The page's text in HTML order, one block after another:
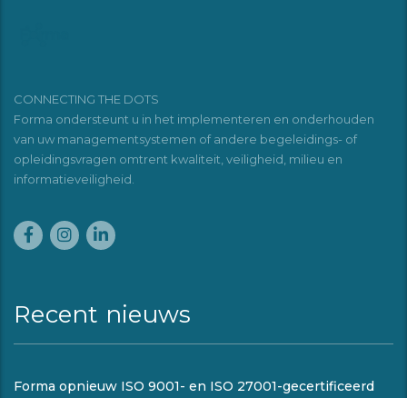
CONNECTING THE DOTS
Forma ondersteunt u in het implementeren en onderhouden
van uw managementsystemen of andere begeleidings- of
opleidingsvragen omtrent kwaliteit, veiligheid, milieu en
informatieveiligheid.
Recent nieuws
Forma opnieuw ISO 9001- en ISO 27001-gecertificeerd